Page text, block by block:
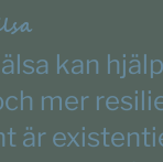
kan
mer
är